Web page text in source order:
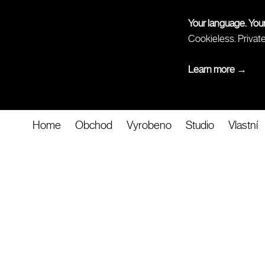
Your language.
Cookieless.
Learn more →
Home Obchod Vyrobeno Studio Vlastní